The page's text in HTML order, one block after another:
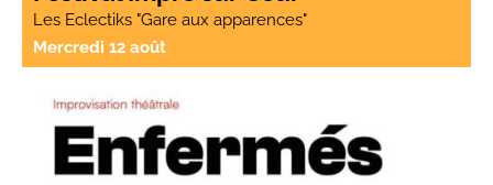
Les Eclectiks "Gare aux apparences"
Mercredi 12 août